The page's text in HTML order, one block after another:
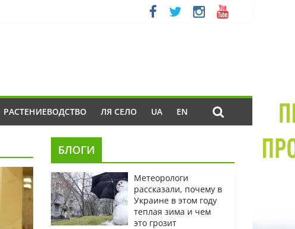
РАСТЕНИЕВОДСТВО ЛЯ СЕЛО UA EN
БЛОГИ
Метеорологи
рассказали, почему в
Украине в этом году
теплая зима и чем
это грозит